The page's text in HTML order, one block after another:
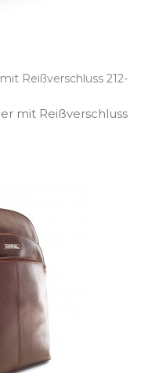
Reißverschluss 212-
mit Reißverschluss